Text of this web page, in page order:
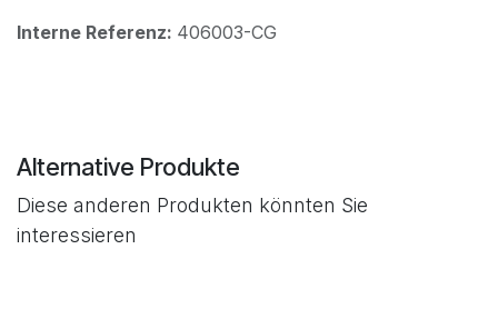
Interne Referenz: 406003-CG
Alternative Produkte
Diese anderen Produkten könnten Sie
interessieren